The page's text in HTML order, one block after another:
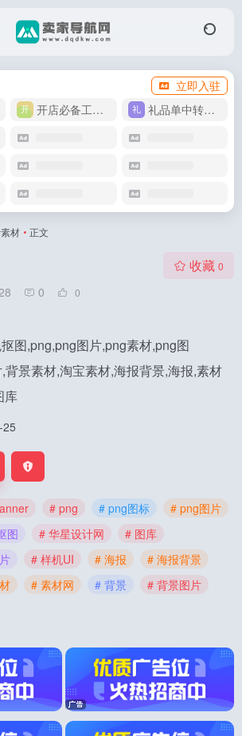
立即入驻
开店必备工具箱
礼品单中转同步单
材 • 正文
0 0
收藏 0
图,png,png图片,png素材,png图
背景素材,淘宝素材,海报背景,海报,素材
库
# png # png图标
# png图片
图 # 华星设计网
# 图库
# 样机UI # 海报
# 海报背景
# 素材网 # 背景
# 背景图片